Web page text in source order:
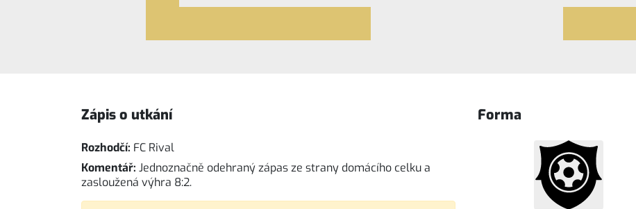
Zápis o utkání
Rozhodčí: FC Rival
Komentář: Jednoznačně odehraný zápas ze strany domácího celku a
zasloužená výhra 8:2.
Forma